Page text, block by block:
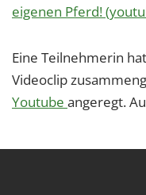
eigenen Pferd!
Eine Teilnehmerin
Videoclip
Youtube angeregt.
Cookie Laufzeit:
EXTERNE